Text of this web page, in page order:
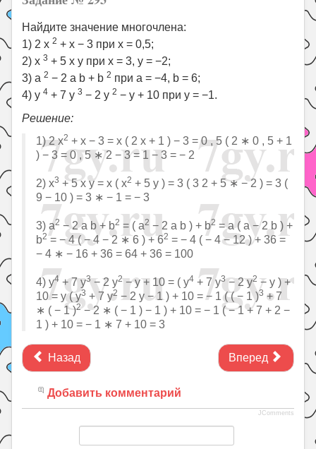
Найдите значение многочлена:
1) 2 x2 + x − 3 при x = 0,5;
2) x3 + 5 x y при x = 3, y = −2;
3) a2 − 2 a b + b2 при a = −4, b = 6;
4) y4 + 7 y3 − 2 y2 − y + 10 при y = −1.
Решение:
1) 2 x2 + x − 3 = x ( 2 x + 1 ) − 3 = 0 , 5 ( 2 ∗ 0 , 5 + 1
) − 3 = 0 , 5 ∗ 2 − 3 = 1 − 3 = − 2
2) x3 + 5 x y = x ( x2 + 5 y ) = 3 ( 3 2 + 5 ∗ − 2 ) = 3 (
9 − 10 ) = 3 ∗ − 1 = − 3
3) a2 − 2 a b + b2 = ( a2 − 2 a b ) + b2 = a ( a − 2 b ) +
b2= − 4 ( − 4 − 2 ∗ 6 ) + 62 = − 4 ( − 4 − 12 ) + 36 =
− 4 ∗ − 16 + 36 = 64 + 36 = 100
4) y4 + 7 y3− 2 y2− y + 10 = ( y4 + 7 y3− 2 y2 − y ) +
10 = y ( y3 + 7 y2 − 2 y − 1 ) + 10 = − 1 ( ( − 1 )3 + 7
∗ ( − 1 )2− 2 ∗ ( − 1 ) − 1 ) + 10 = − 1 ( − 1 + 7 + 2 −
1 ) + 10 = − 1 ∗ 7 + 10 = 3
Назад Вперед
Добавить комментарий
JComments